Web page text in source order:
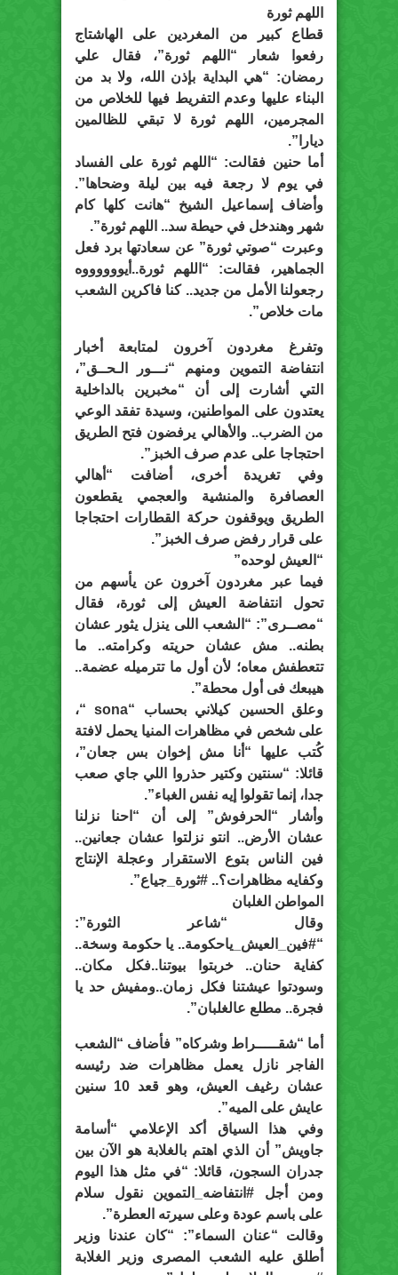
اللهم ثورة
قطاع كبير من المغردين على الهاشتاج
رفعوا شعار “اللهم ثورة”، فقال علي
رمضان: “هي البداية بإذن الله، ولا بد من
البناء عليها وعدم التفريط فيها للخلاص من
المجرمين، اللهم ثورة لا تبقي للظالمين
ديارا”.
أما حنين فقالت: “اللهم ثورة على الفساد
في يوم لا رجعة فيه بين ليلة وضحاها”.
وأضاف إسماعيل الشيخ “هانت كلها كام
شهر وهندخل في حيطة سد.. اللهم ثورة”.
وعبرت “صوتي ثورة” عن سعادتها برد فعل
الجماهير، فقالت: “اللهم ثورة..أيووووووه
رجعولنا الأمل من جديد.. كنا فاكرين الشعب
مات خلاص”.
وتفرغ مغردون آخرون لمتابعة أخبار
انتفاضة التموين ومنهم “نـــور الـحــق”،
التي أشارت إلى أن “مخبرين بالداخلية
يعتدون على المواطنين، وسيدة تفقد الوعي
من الضرب.. والأهالي يرفضون فتح الطريق
احتجاجا على عدم صرف الخبز”.
وفي تغريدة أخرى، أضافت “أهالي
العصافرة والمنشية والعجمي يقطعون
الطريق ويوقفون حركة القطارات احتجاجا
على قرار رفض صرف الخبز”.
“العيش لوحده”
فيما عبر مغردون آخرون عن يأسهم من
تحول انتفاضة العيش إلى ثورة، فقال
“مصــرى”: “الشعب اللى ينزل يثور عشان
بطنه.. مش عشان حريته وكرامته.. ما
تتعطفش معاه؛ لأن أول ما تترميله عضمة..
هيبعك فى أول محطة”.
وعلق الحسين كيلاني بحساب “sona‏ “،
على شخص في مظاهرات المنيا يحمل لافتة
كُتب عليها “أنا مش إخوان بس جعان”،
قائلا: “سنتين وكتير حذروا اللي جاي صعب
جدا، إنما تقولوا إيه نفس الغباء”.
وأشار “الحرفوش” إلى أن “احنا نزلنا
عشان الأرض.. انتو نزلتوا عشان جعانين..
فين الناس بتوع الاستقرار وعجلة الإنتاج
وكفايه مظاهرات؟.. #ثورة_جياع”.
المواطن الغلبان
وقال “شاعر الثورة”:
“#فين_العيش_ياحكومة.. يا حكومة وسخة..
كفاية حنان.. خربتوا بيوتنا..فكل مكان..
وسودتوا عيشتنا فكل زمان..ومفيش حد يا
فجرة.. مطلع عالغلبان”.
أما “شقـــــراط وشركاه” فأضاف “الشعب
الفاجر نازل يعمل مظاهرات ضد رئيسه
عشان رغيف العيش، وهو قعد 10 سنين
عايش على الميه”.
وفي هذا السياق أكد الإعلامي “أسامة
جاويش” أن الذي اهتم بالغلابة هو الآن بين
جدران السجون، قائلا: “في مثل هذا اليوم
ومن أجل #انتفاضه_التموين نقول سلام
على باسم عودة وعلى سيرته العطرة”.
وقالت “عنان السماء”: “كان عندنا وزير
أطلق عليه الشعب المصرى وزير الغلابة